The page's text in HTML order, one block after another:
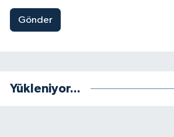
Gönder
Yükleniyor...